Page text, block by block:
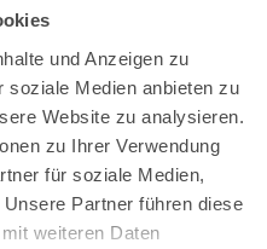
und Anzeigen zu
soziale Medien anbieten zu
Website zu analysieren.
zu Ihrer Verwendung
für soziale Medien,
Partner führen diese
weiteren Daten